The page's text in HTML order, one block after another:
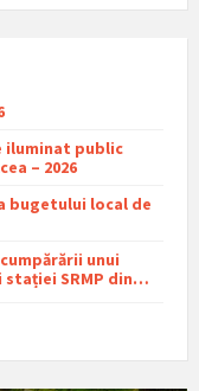
iluminat public
– 2026
bugetului local de
unui
SRMP din